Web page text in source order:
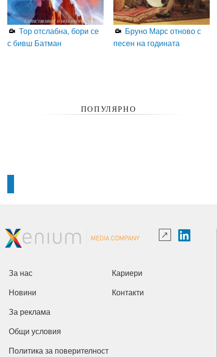
Тор отслабна, бори се
с бивш Батман
Бруно Марс отново с
песен на годината
ПОПУЛЯРНО
За нас Кариери
Новини Контакти
За реклама
Общи условия
Политика за поверителност